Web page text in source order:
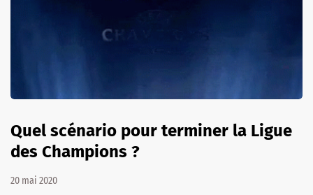
Quel scénario pour terminer la Ligue
des Champions ?
20 mai 2020